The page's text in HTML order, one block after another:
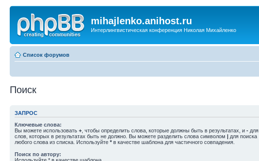
mihajlenko.anihost.ru
Интерлингвистическая конференция Николая Михайленко
Список форумов
Поиск
ЗАПРОС
Ключевые слова:
Вы можете использовать + , чтобы определить слова, которые должны быть в результатах, и - для
слов, которых в результатах быть не должно. Вы можете разделить слова символом | для поиска
любого слова из списка. Используйте * в качестве шаблона для частичного совпадения.
Поиск по автору: